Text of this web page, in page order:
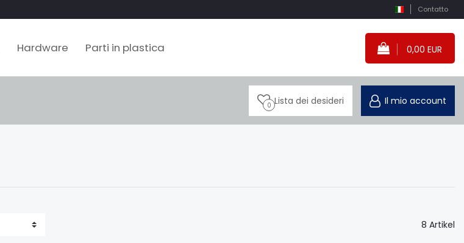
Contatto
Hardware Parti in plastica 0,00 EUR
0 Lista dei desideri Il mio account
8 Artikel